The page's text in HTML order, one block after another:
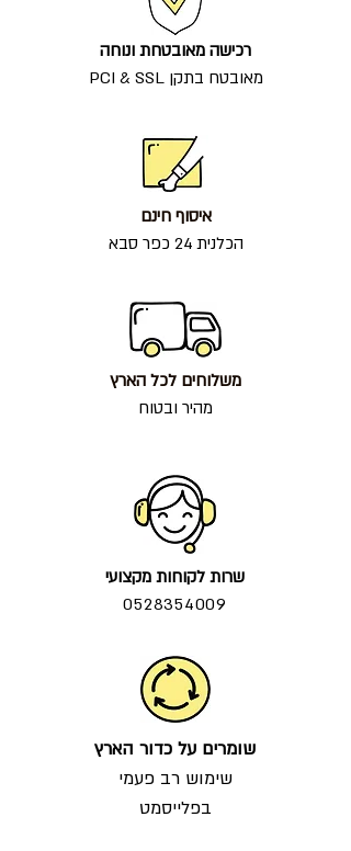
רכישה מאובטחת ונוחה
מאובטח בתקן PCI & SSL
איסוף חינם
הכלנית 24 כפר סבא
משלוחים לכל הארץ
מהיר ובטוח
שרות לקוחות מקצועי
0528354009
שומרים על כדור הארץ
שימוש רב פעמי
בפלייסמט